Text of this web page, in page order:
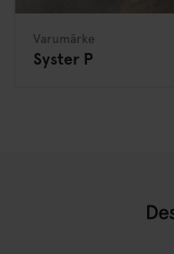
Varumärke
Syster P